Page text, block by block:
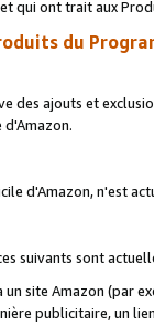
qui ont trait aux
du
des ajouts et
d'Amazon.
d'Amazon, n'est
suivants sont
site Amazon (par
publicitaire, un